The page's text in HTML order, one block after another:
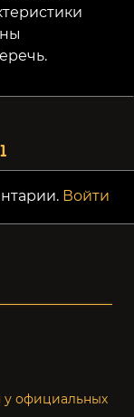
1
Войти
у официальных